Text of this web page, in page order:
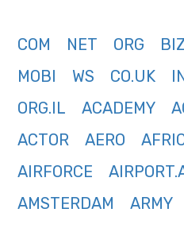
COM NET ORG BIZ
MOBI
WS CO.UK
ORG.IL
ACADEMY
ACTOR
AERO
AIRFORCE
AMSTERDAM
ARMY